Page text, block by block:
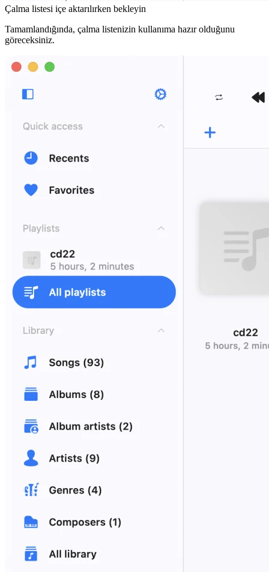
Çalma listesi içe aktarılırken bekleyin
Tamamlandığında, çalma listenizin kullanıma hazır olduğunu
göreceksiniz.